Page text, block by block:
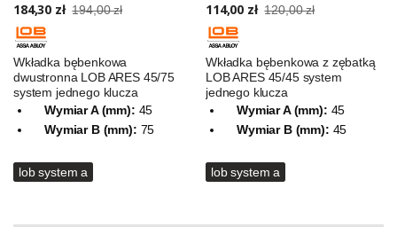
184,30 zł 194,00 zł
Wkładka bębenkowa
dwustronna LOB ARES 45/75
system jednego klucza
Wymiar A (mm): 45
Wymiar B (mm): 75
lob system a
114,00 zł 120,00 zł
Wkładka bębenkowa z zębatką
LOB ARES 45/45 system
jednego klucza
Wymiar A (mm): 45
Wymiar B (mm): 45
lob system a